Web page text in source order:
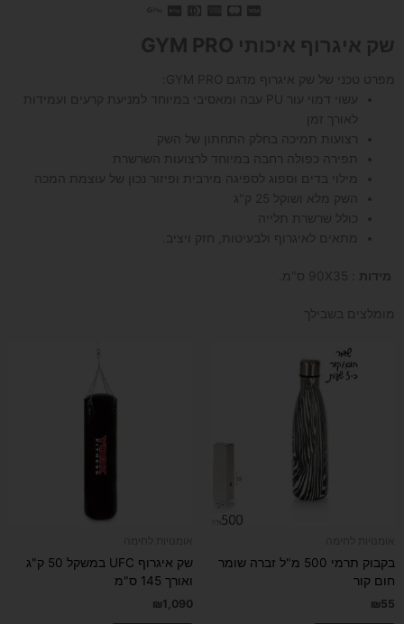
שק איגרוף איכותי GYM PRO
מפרט טכני של שק איגרוף מדגם GYM PRO:
עשוי דמוי עור PU עבה ומאסיבי במיוחד למניעת קרעים ועמידות
לאורך זמן
רצועות תמיכה בחלק התחתון של השק
תפירה כפולה רחבה במיוחד לרצועות השרשרת
מילוי בדים וספוג לספיגה מירבית ופיזור נכון של עוצמת המכה
השק מלא ושוקל 25 ק"ג
כולל שרשרת תלייה
מתאים לאיגרוף ולבעיטות, חזק ויציב.
מידות
מומלצים בשבילך
בקבוק תרמי 500 מ"ל זברה שומר
חום קור
₪55
שק איגרוף UFC במשקל 50 ק"ג
ואורך 145 ס"מ
₪1,090